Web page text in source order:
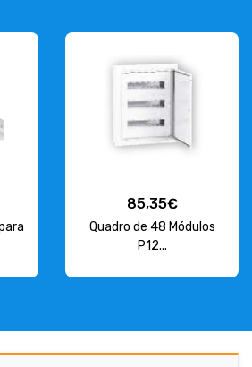
85,35€
Quadro de 48 Módulos
P12...